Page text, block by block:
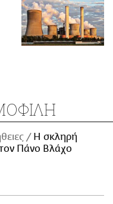
H σκληρή
Πάνο Βλάχο